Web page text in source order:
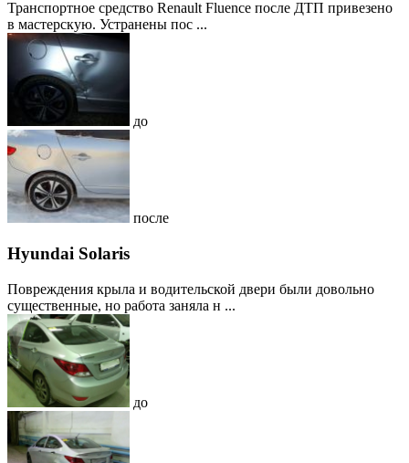
Транспортное средство Renault Fluence после ДТП привезено
в мастерскую. Устранены пос ...
до
после
Hyundai Solaris
Повреждения крыла и водительской двери были довольно
существенные, но работа заняла н ...
до